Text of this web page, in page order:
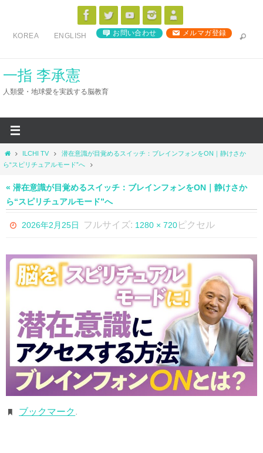
ス
KOREA ENGLISH お問い合わせ メルマガ登録
一指 李承憲
人類愛・地球愛を実践する脳教育
ホ
ー
ILCHI TV
潜在意識が目覚めるスイッチ：ブレインフォンをON｜静けさか
ら“スピリチュアルモード”へ
« 潜在意識が目覚めるスイッチ：ブレインフォンをON｜静けさか
ら“スピリチュアルモード”へ
2026年2月25日 フルサイズ: 1280 × 720ピクセル
ブックマーク .